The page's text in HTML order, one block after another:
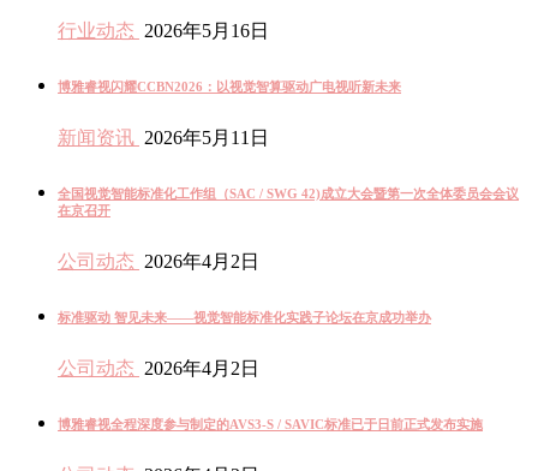
行业动态 2026年5月16日
博雅睿视闪耀CCBN2026：以视觉智算驱动广电视听新未来
新闻资讯 2026年5月11日
全国视觉智能标准化工作组（SAC / SWG 42)成立大会暨第一次全体委员会会议
在京召开
公司动态 2026年4月2日
标准驱动 智见未来——视觉智能标准化实践子论坛在京成功举办
公司动态 2026年4月2日
博雅睿视全程深度参与制定的AVS3-S / SAVIC标准已于日前正式发布实施